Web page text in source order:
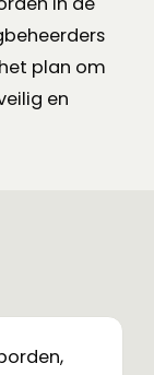
plan om
en